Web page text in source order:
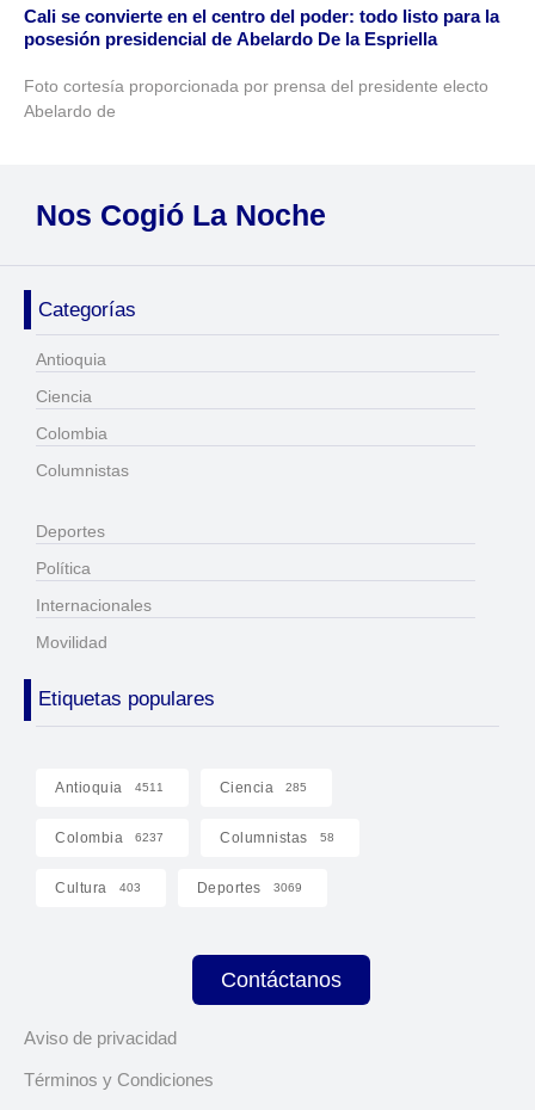
Cali se convierte en el centro del poder: todo listo para la
posesión presidencial de Abelardo De la Espriella
Foto cortesía proporcionada por prensa del presidente electo
Abelardo de
Nos Cogió La Noche
Categorías
Antioquia
Ciencia
Colombia
Columnistas
Deportes
Política
Internacionales
Movilidad
Etiquetas populares
Antioquia 4511 Ciencia 285
Colombia 6237 Columnistas 58
Cultura 403 Deportes 3069
Contáctanos
Aviso de privacidad
Términos y Condiciones